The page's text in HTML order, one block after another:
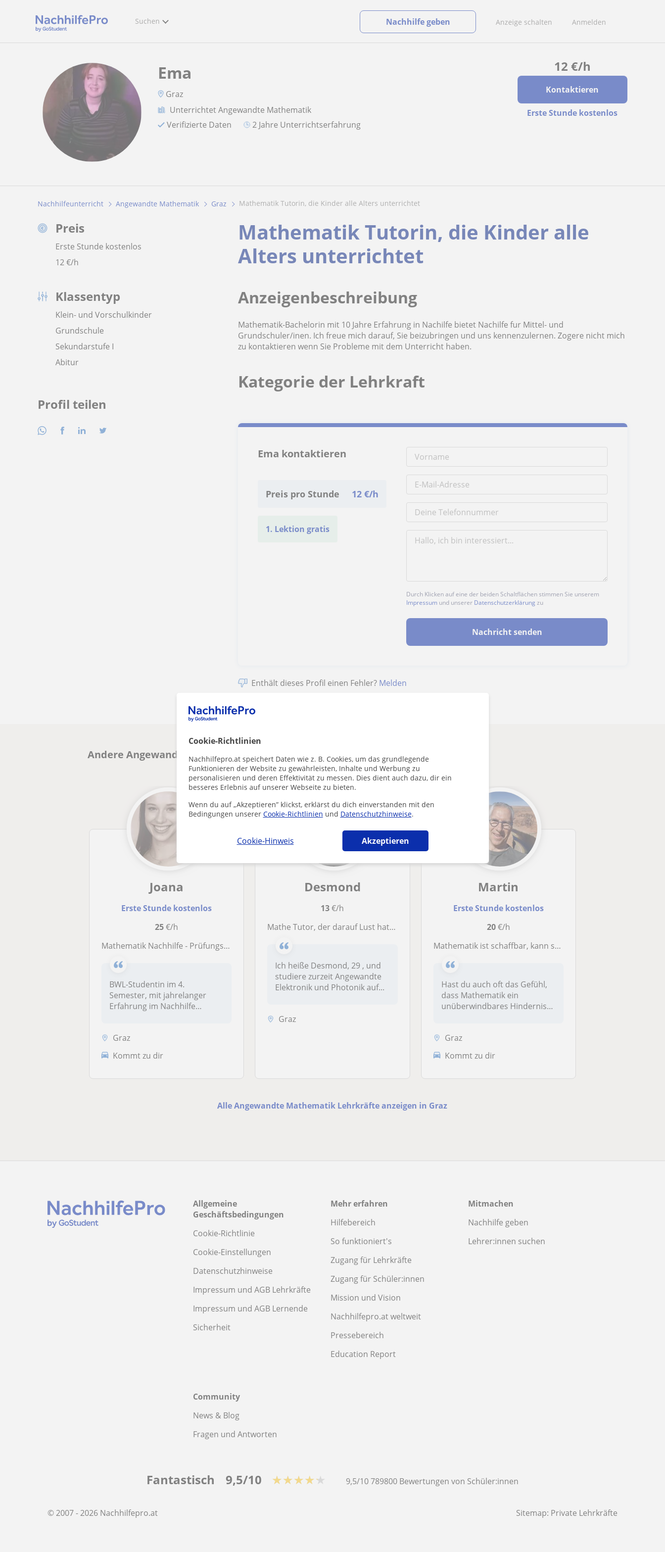
Cookie-Richtlinien
Nachhilfepro.at speichert Daten wie z. B. Cookies, um das grundlegende
Funktionieren der Website zu gewährleisten, Inhalte und Werbung zu
personalisieren und deren Effektivität zu messen. Dies dient auch dazu, dir ein
besseres Erlebnis auf unserer Webseite zu bieten.
Wenn du auf „Akzeptieren” klickst, erklärst du dich einverstanden mit den
Bedingungen unserer Cookie-Richtlinien und Datenschutzhinweise.
Cookie-Hinweis Akzeptieren
Suchen Anzeige schalten Anmelden
Nachhilfe geben
12 €/h
Kontaktieren
Erste Stunde kostenlos
Ema
Graz
Unterrichtet Angewandte Mathematik
Verifizierte Daten
2 Jahre Unterrichtserfahrung
Nachhilfeunterricht Angewandte Mathematik Graz Mathematik Tutorin, die Kinder alle Alters unterrichtet
Preis
Erste Stunde kostenlos
12€/h
Klassentyp
Klein- und Vorschulkinder
Grundschule
Sekundarstufe I
Abitur
Profil teilen
Mathematik Tutorin, die Kinder alle
Alters unterrichtet
Anzeigenbeschreibung
Mathematik-Bachelorin mit 10 Jahre Erfahrung in Nachilfe bietet Nachilfe fur Mittel- und
Grundschuler/inen. Ich freue mich darauf, Sie beizubringen und uns kennenzulernen. Zogere nicht mich
zu kontaktieren wenn Sie Probleme mit dem Unterricht haben.
Kategorie der Lehrkraft
Ema kontaktieren
Preis pro Stunde 12 €/h
1. Lektion gratis
Durch Klicken auf eine der beiden Schaltflächen stimmen Sie unserem
Impressum und unserer Datenschutzerklärung zu
Nachricht senden
Enthält dieses Profil einen Fehler? Melden
Andere Angewandte Mathematik-lehrer in Graz die dich interessieren könnten
Joana
Erste Stunde kostenlos
25€/h
Mathematik Nachhilfe - Prüfungsvorbereitung oder Semesterbegleitend
BWL-Studentin im 4.
Semester, mit jahrelanger
Erfahrung im Nachhilfe
Graz
Kommt zu dir
Desmond
13€/h
Mathe Tutor, der darauf Lust hat, Menschen Mathe praktischer beizubringen
Ich heiße Desmond, 29 , und
studiere zurzeit Angewandte
Elektronik und Photonik auf...
Graz
Martin
Erste Stunde kostenlos
20€/h
Mathematik ist schaffbar, kann sogar Spaß machen
Hast du auch oft das Gefühl,
dass Mathematik ein
unüberwindbares Hindernis
Graz
Kommt zu dir
Alle Angewandte Mathematik Lehrkräfte anzeigen in Graz
Allgemeine
Geschäftsbedingungen
Cookie-Richtlinie
Cookie-Einstellungen
Datenschutzhinweise
Impressum und AGB Lehrkräfte
Impressum und AGB Lernende
Sicherheit
Mehr erfahren
Hilfebereich
So funktioniert's
Zugang für Lehrkräfte
Zugang für Schüler:innen
Mission und Vision
Nachhilfepro.at weltweit
Pressebereich
Education Report
Mitmachen
Nachhilfe geben
Lehrer:innen suchen
Community
News & Blog
Fragen und Antworten
Fantastisch 9,5/10 ★★★★★ 9,5/10789800 Bewertungen von Schüler:innen
© 2007 - 2026 Nachhilfepro.at Sitemap: Private Lehrkräfte